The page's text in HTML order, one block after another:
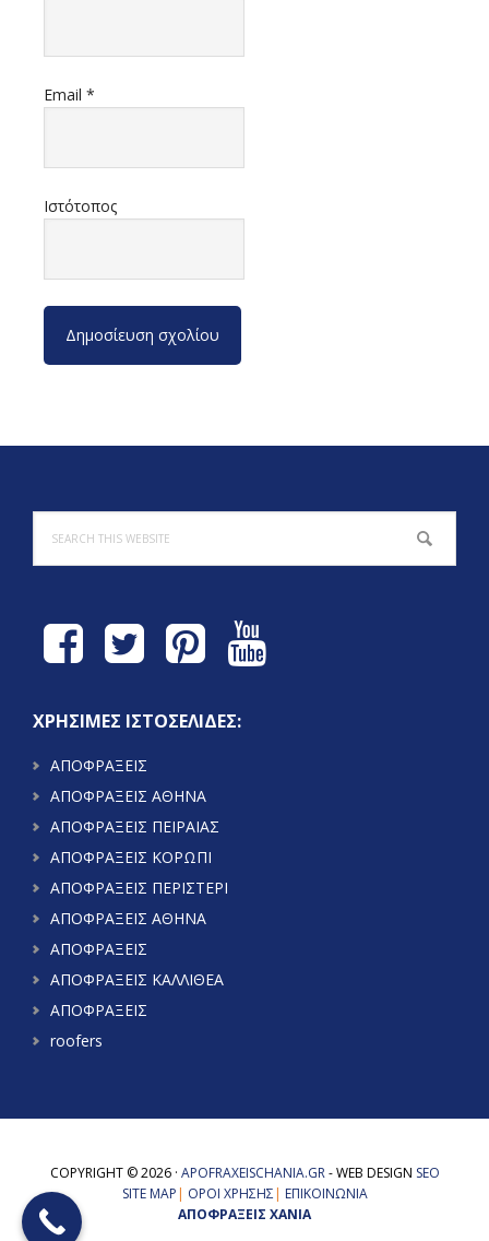
Email *
Ιστότοπος
this
website
ΧΡΗΣΙΜΕΣ ΙΣΤΟΣΕΛΙΔΕΣ:
ΑΠΟΦΡΑΞΕΙΣ
ΑΠΟΦΡΑΞΕΙΣ ΑΘΗΝΑ
ΑΠΟΦΡΑΞΕΙΣ ΠΕΙΡΑΙΑΣ
ΑΠΟΦΡΑΞΕΙΣ ΚΟΡΩΠΙ
ΑΠΟΦΡΑΞΕΙΣ ΠΕΡΙΣΤΕΡΙ
ΑΠΟΦΡΑΞΕΙΣ ΑΘΗΝΑ
ΑΠΟΦΡΑΞΕΙΣ
ΑΠΟΦΡΑΞΕΙΣ ΚΑΛΛΙΘΕΑ
ΑΠΟΦΡΑΞΕΙΣ
roofers
COPYRIGHT © 2026 · APOFRAXEISCHANIA.GR- WEB DESIGN SEO
SITE MAP | ΟΡΟΙ ΧΡΗΣΗΣ | ΕΠΙΚΟΙΝΩΝΙΑ
ΑΠΟΦΡΑΞΕΙΣ ΧΑΝΙΑ